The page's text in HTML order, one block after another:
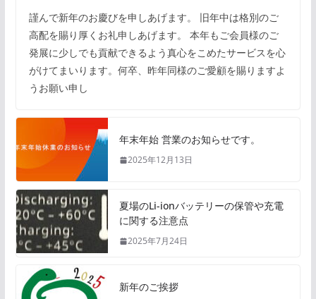
謹んで新年のお慶びを申しあげます。 旧年中は格別のご
高配を賜り厚くお礼申しあげます。 本年もご会員様のご
発展に少しでも貢献できるよう真心をこめたサービスを心
がけてまいります。何卒、昨年同様のご愛顧を賜りますよ
うお願い申し
年末年始 営業のお知らせです。
2025年12月13日
夏場のLi-ionバッテリーの保管や充電
に関する注意点
2025年7月24日
新年のご挨拶